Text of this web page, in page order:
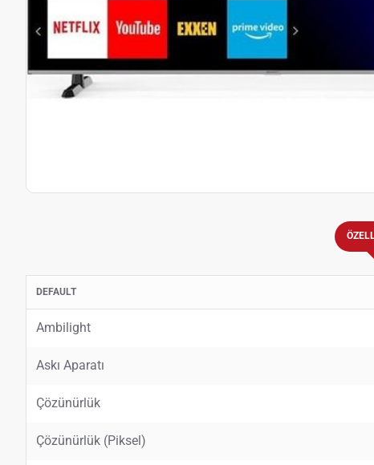
DEFAULT
Ambilight
Askı Aparatı
Çözünürlük
Çözünürlük (Piksel)